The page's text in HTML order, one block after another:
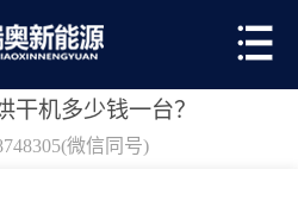
干机多少钱一台？
微信同号)